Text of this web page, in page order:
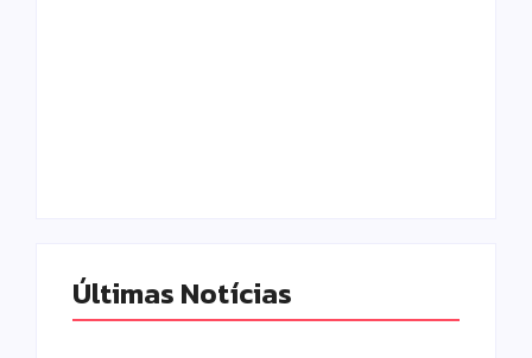
Últimas Notícias